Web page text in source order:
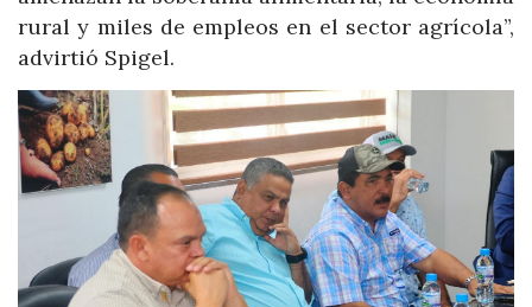
rural y miles de empleos en el sector agrícola”,
advirtió Spigel.